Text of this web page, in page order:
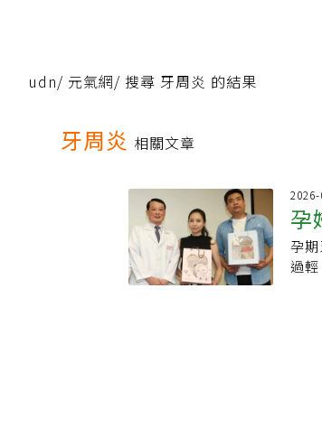
udn/ 元氣網/ 搜尋 牙周炎 的結果
牙周炎 相關文章
孕
孕
過